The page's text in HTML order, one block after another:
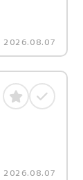
2026.08.07
2026.08.07